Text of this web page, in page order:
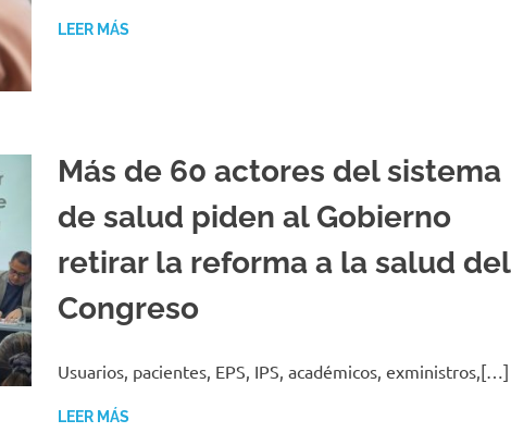
LEER MÁS
Más de 60 actores del sistema
de salud piden al Gobierno
retirar la reforma a la salud del
Congreso
Usuarios, pacientes, EPS, IPS, académicos, exministros,[…]
LEER MÁS